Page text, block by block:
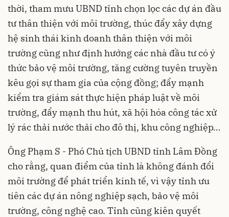
thời, tham mưu UBND tỉnh chọn lọc các dự án đầu
tư thân thiện với môi trường, thúc đẩy xây dựng
hệ sinh thái kinh doanh thân thiện với môi
trường cũng như định hướng các nhà đầu tư có ý
thức bảo vệ môi trường, tăng cường tuyên truyền
kêu gọi sự tham gia của cộng đồng; đẩy mạnh
kiểm tra giám sát thực hiện pháp luật về môi
trường, đẩy mạnh thu hút, xã hội hóa công tác xử
lý rác thải nước thải cho đô thị, khu công nghiệp…
Ông Phạm S - Phó Chủ tịch UBND tỉnh Lâm Đồng
cho rằng, quan điểm của tỉnh là không đánh đổi
môi trường để phát triển kinh tế, vì vậy tỉnh ưu
tiên các dự án nông nghiệp sạch, bảo vệ môi
trường, công nghệ cao. Tỉnh cũng kiên quyết